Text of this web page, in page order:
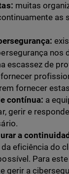
muitas
as
nos
escassez de
fornecer
contínua: a
gerir e
a
eficiência do
Para
gerir a